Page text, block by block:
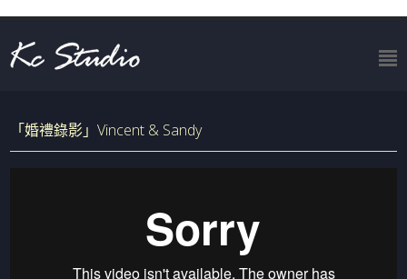
「婚禮錄影」Vincent & Sandy